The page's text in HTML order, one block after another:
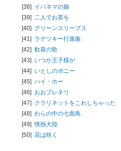
[38] イパネマの娘
[39] 二人でお茶を
[40] グリーンスリーブス
[41] ラデツキー行進曲
[42] 歓喜の歌
[43] いつか王子様が
[44] いとしのボニー
[45] ハイ・ホー
[46] おおブレネリ
[47] クラリネットをこわしちゃった
[48] わらの中の七面鳥
[49]情熱大陸
[50] 花は咲く